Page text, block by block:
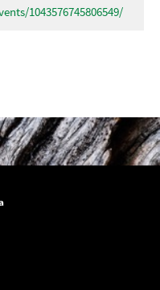
1043576745806549/